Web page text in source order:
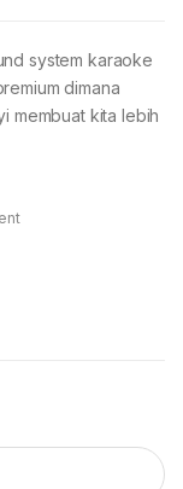
system karaoke
dimana
membuat kita lebih